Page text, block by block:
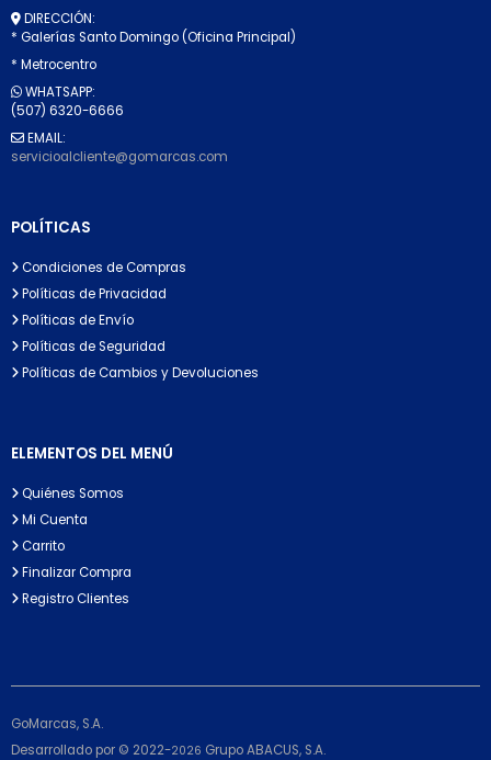
DIRECCIÓN:
* Galerías Santo Domingo (Oficina Principal)
* Metrocentro
WHATSAPP:
(507) 6320-6666
EMAIL:
servicioalcliente@gomarcas.com
POLÍTICAS
Condiciones de Compras
Políticas de Privacidad
Políticas de Envío
Políticas de Seguridad
Políticas de Cambios y Devoluciones
ELEMENTOS DEL MENÚ
Quiénes Somos
Mi Cuenta
Carrito
Finalizar Compra
Registro Clientes
GoMarcas, S.A.
Desarrollado por © 2022-2026 Grupo ABACUS, S.A.